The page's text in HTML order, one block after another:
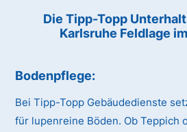
Die Tipp-Topp
Karlsruhe Feldlage
Bodenpflege:
Bei Tipp-Topp Gebäudedienste
für lupenreine Böden. Ob Teppich